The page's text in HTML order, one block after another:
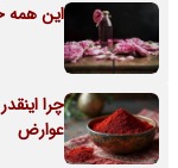
این همه
چرا
عوارض